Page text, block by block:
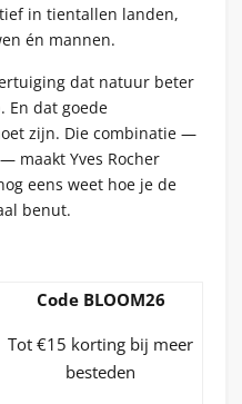
in tientallen landen,
én mannen.
dat natuur beter
En dat goede
zijn. Die combinatie —
maakt Yves Rocher
eens weet hoe je de
benut.
Code BLOOM26
Tot €15 korting bij meer
besteden